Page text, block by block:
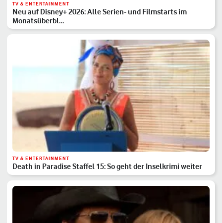
TV & ENTERTAINMENT
Neu auf Disney+ 2026: Alle Serien- und Filmstarts im
Monatsüberbl…
TV & ENTERTAINMENT
Death in Paradise Staffel 15: So geht der Inselkrimi weiter